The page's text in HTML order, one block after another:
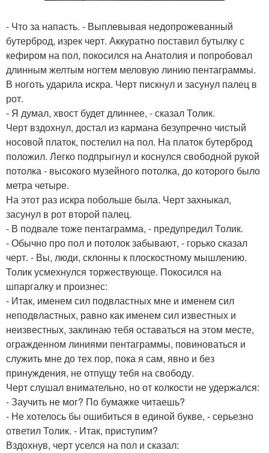
- Что за напасть. - Выплевывая недопрожеванный
бутерброд, изрек черт. Аккуратно поставил бутылку с
кефиром на пол, покосился на Анатолия и попробовал
длинным желтым ногтем меловую линию пентаграммы.
В ноготь ударила искра. Черт пискнул и засунул палец в
рот.
- Я думал, хвост будет длиннее, - сказал Толик.
Черт вздохнул, достал из кармана безупречно чистый
носовой платок, постелил на пол. На платок бутерброд
положил. Легко подпрыгнул и коснулся свободной рукой
потолка - высокого музейного потолка, до которого было
метра четыре.
На этот раз искра побольше была. Черт захныкал,
засунул в рот второй палец.
- В подвале тоже пентаграмма, - предупредил Толик.
- Обычно про пол и потолок забывают, - горько сказал
черт. - Вы, люди, склонны к плоскостному мышлению.
Толик усмехнулся торжествующе. Покосился на
шпаргалку и произнес:
- Итак, именем сил подвластных мне и именем сил
неподвластных, равно как именем сил известных и
неизвестных, заклинаю тебя оставаться на этом месте,
огражденном линиями пентаграммы, повиноваться и
служить мне до тех пор, пока я сам, явно и без
принуждения, не отпущу тебя на свободу.
Черт слушал внимательно, но от колкости не удержался:
- Заучить не мог? По бумажке читаешь?
- Не хотелось бы ошибиться в единой букве, - серьезно
ответил Толик. - Итак, приступим?
Вздохнув, черт уселся на пол и сказал: